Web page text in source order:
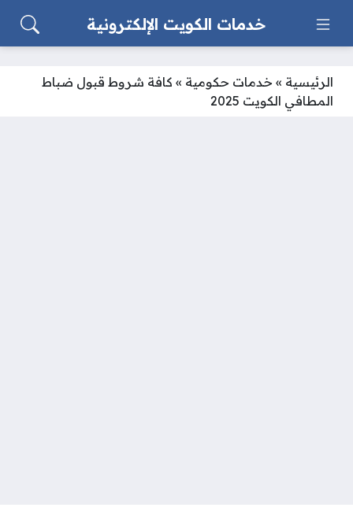
خدمات الكويت الإلكترونية
الرئيسية » خدمات حكومية » كافة شروط قبول ضباط
المطافي الكويت 2025